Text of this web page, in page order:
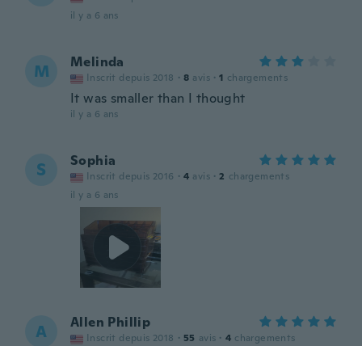
il y a 6 ans
M Melinda
Inscrit depuis 2018 · 8 avis · 1 chargements
It was smaller than I thought
il y a 6 ans
S Sophia
Inscrit depuis 2016 · 4 avis · 2 chargements
il y a 6 ans
A Allen Phillip
Inscrit depuis 2018 · 55 avis · 4 chargements